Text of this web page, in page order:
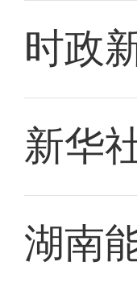
时政
新华
湖南